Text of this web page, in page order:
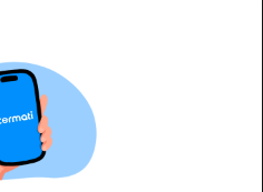
jasa keuangan yang terdaftar di
layanan jasa keuangan yang
dan/atau layanan jasa keuangan yang
tidak bertanggung jawab atas tuntutan